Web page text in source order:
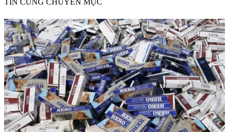
TIN CÙNG CHUYÊN MỤC